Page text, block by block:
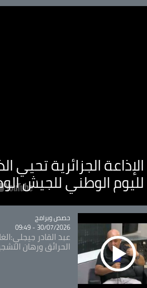
الإذاعة الجزائرية تحيي
لليوم الوطني للجيش
Catégorie
حصص وبرامج
30/07/2026 - 09:49
عبد القادر
الحرائق ورهان